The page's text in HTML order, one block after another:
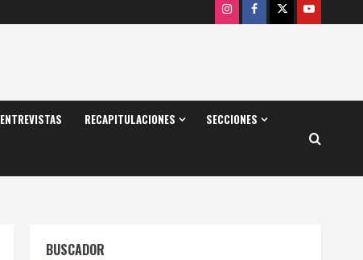
InstagramFacebook
X Youtube
ENTREVISTAS RECAPITULACIONES SECCIONES
BUSCADOR